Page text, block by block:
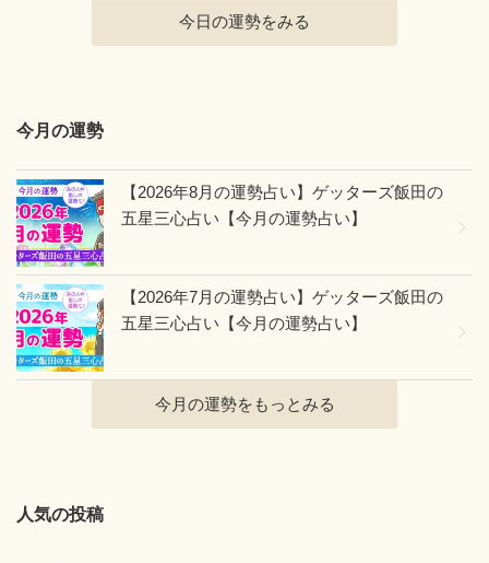
今日の運勢をみる
今月の運勢
【2026年8月の運勢占い】ゲッターズ飯田の
五星三心占い【今月の運勢占い】
【2026年7月の運勢占い】ゲッターズ飯田の
五星三心占い【今月の運勢占い】
今月の運勢をもっとみる
人気の投稿